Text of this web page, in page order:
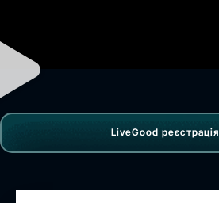
LiveGood реєстрація